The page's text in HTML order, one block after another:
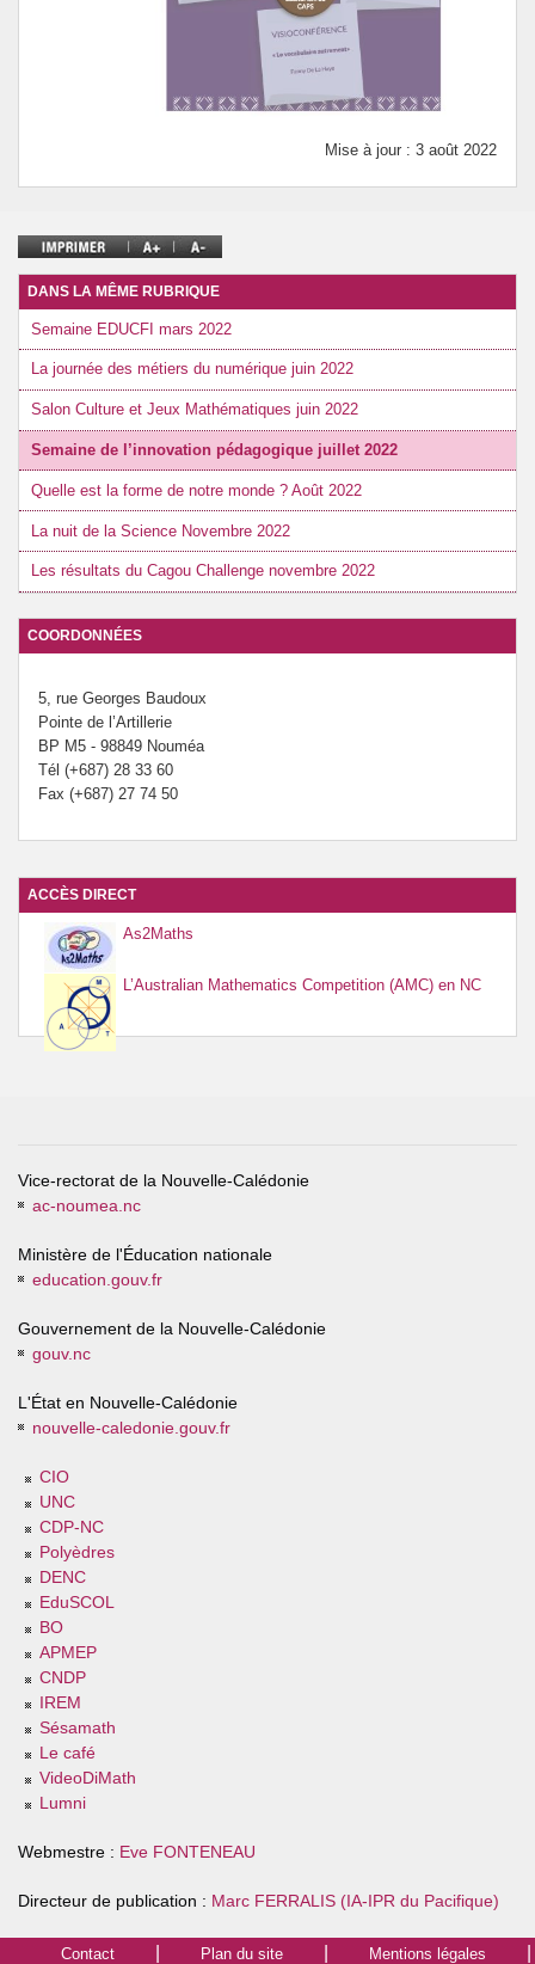
Mise à jour : 3 août 2022
DANS LA MÊME RUBRIQUE
Semaine EDUCFI mars 2022
La journée des métiers du numérique juin 2022
Salon Culture et Jeux Mathématiques juin 2022
Semaine de l’innovation pédagogique juillet 2022
Quelle est la forme de notre monde ? Août 2022
La nuit de la Science Novembre 2022
Les résultats du Cagou Challenge novembre 2022
COORDONNÉES
5, rue Georges Baudoux
Pointe de l’Artillerie
BP M5 - 98849 Nouméa
Tél (+687) 28 33 60
Fax (+687) 27 74 50
ACCÈS DIRECT
As2Maths
L’Australian Mathematics Competition (AMC) en NC
Vice-rectorat de la Nouvelle-Calédonie
ac-noumea.nc
Ministère de l'Éducation nationale
education.gouv.fr
Gouvernement de la Nouvelle-Calédonie
gouv.nc
L'État en Nouvelle-Calédonie
nouvelle-caledonie.gouv.fr
CIO
UNC
CDP-NC
Polyèdres
DENC
EduSCOL
BO
APMEP
CNDP
IREM
Sésamath
Le café
VideoDiMath
Lumni
Webmestre : Eve FONTENEAU
Directeur de publication : Marc FERRALIS (IA-IPR du Pacifique)
Contact Plan du site Mentions légales